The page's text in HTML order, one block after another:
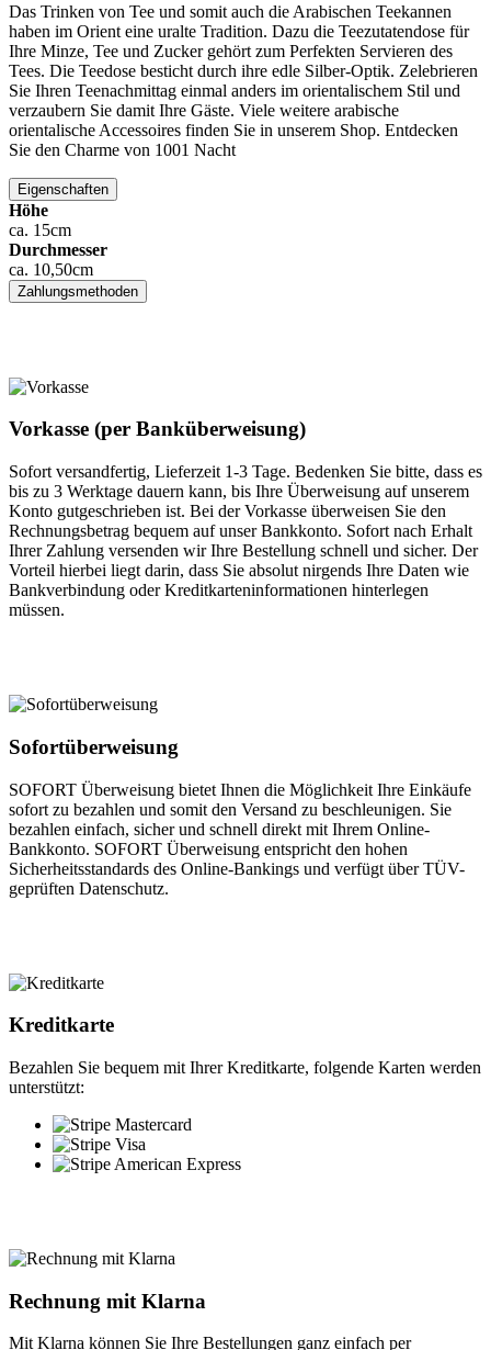
Das Trinken von Tee und somit auch die Arabischen Teekannen
haben im Orient eine uralte Tradition. Dazu die Teezutatendose für
Ihre Minze, Tee und Zucker gehört zum Perfekten Servieren des
Tees. Die Teedose besticht durch ihre edle Silber-Optik. Zelebrieren
Sie Ihren Teenachmittag einmal anders im orientalischem Stil und
verzaubern Sie damit Ihre Gäste. Viele weitere arabische
orientalische Accessoires finden Sie in unserem Shop. Entdecken
Sie den Charme von 1001 Nacht
Eigenschaften
Höhe
ca. 15cm
Durchmesser
ca. 10,50cm
Zahlungsmethoden
Vorkasse (per Banküberweisung)
Sofort versandfertig, Lieferzeit 1-3 Tage. Bedenken Sie bitte, dass es
bis zu 3 Werktage dauern kann, bis Ihre Überweisung auf unserem
Konto gutgeschrieben ist. Bei der Vorkasse überweisen Sie den
Rechnungsbetrag bequem auf unser Bankkonto. Sofort nach Erhalt
Ihrer Zahlung versenden wir Ihre Bestellung schnell und sicher. Der
Vorteil hierbei liegt darin, dass Sie absolut nirgends Ihre Daten wie
Bankverbindung oder Kreditkarteninformationen hinterlegen
müssen.
Sofortüberweisung
SOFORT Überweisung bietet Ihnen die Möglichkeit Ihre Einkäufe
sofort zu bezahlen und somit den Versand zu beschleunigen. Sie
bezahlen einfach, sicher und schnell direkt mit Ihrem Online-
Bankkonto. SOFORT Überweisung entspricht den hohen
Sicherheitsstandards des Online-Bankings und verfügt über TÜV-
geprüften Datenschutz.
Kreditkarte
Bezahlen Sie bequem mit Ihrer Kreditkarte, folgende Karten werden
unterstützt:
Rechnung mit Klarna
Mit Klarna können Sie Ihre Bestellungen ganz einfach per